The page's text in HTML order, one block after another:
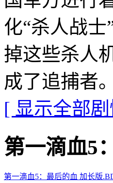
化“杀人战
掉这些杀人
成了追捕者。
[ 显示全部
第一滴血5
第一滴血5：最后的血 加长版